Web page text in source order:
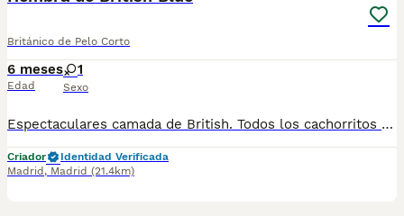
Británico de Pelo Corto
6 meses
Edad
1
Sexo
Espectaculares camada de British. Todos los cachorritos se entregan con unos dos meses y medio de edad y sus vacunas correspondientes, desparasitados interna y externamente, con certificado de salud, y garantía tanto por enfermedad vírica como congénito genética. Posibilidad de entregar en toda España mediante transporte propio preparado para animales y con chofer privado. Los precios pueden variar según las características y morfología de cada cachorro. Añádenos al whats app o llámanos, y encantados atenderemos todas tus dudas y consultas. Teléfono / Whats app: 641 92 23 90
Criador
Identidad Verificada
Madrid , Madrid (21.4km)